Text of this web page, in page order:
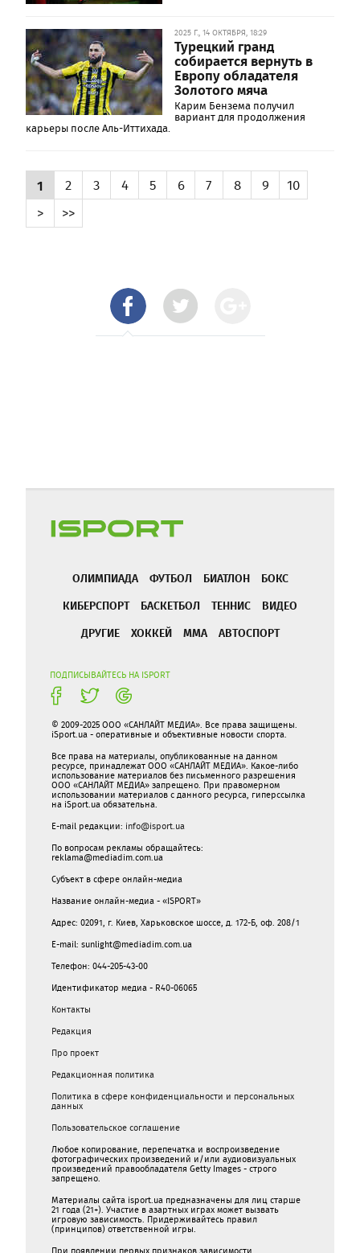
2025 Г., 14 ОКТЯБРЯ, 18:29
Турецкий гранд
собирается вернуть в
Европу обладателя
Золотого мяча
Карим Бензема получил
вариант для продолжения
карьеры после Аль-Иттихада.
1 2 3 4 5 6 7 8 9
10
>
>>
ОЛИМПИАДА ФУТБОЛ БИАТЛОН
БОКС
КИБЕРСПОРТ
БАСКЕТБОЛ ТЕННИС
ВИДЕО
ДРУГИЕ
ХОККЕЙ ММА АВТОСПОРТ
ПОДПИСЫВАЙТЕСЬ НА ISPORT
© 2009-2025 ООО «САНЛАЙТ МЕДИА». Все права защищены.
iSport.ua - оперативные и объективные новости спорта.
Все права на материалы, опубликованные на данном
ресурсе, принадлежат ООО «САНЛАЙТ МЕДИА». Какое-либо
использование материалов без письменного разрешения
ООО «САНЛАЙТ МЕДИА» запрещено. При правомерном
использовании материалов с данного ресурса, гиперссылка
на iSport.ua обязательна.
E-mail редакции: info@isport.ua
По вопросам рекламы обращайтесь:
reklama@mediadim.com.ua
Субъект в сфере онлайн-медиа
Название онлайн-медиа - «ISPORT»
Адрес: 02091, г. Киев, Харьковское шоссе, д. 172-Б, оф. 208/1
E-mail: sunlight@mediadim.com.ua
Телефон: 044-205-43-00
Идентификатор медиа - R40-06065
Контакты
Редакция
Про проект
Редакционная политика
Политика в сфере конфиденциальности и персональных
данных
Пользовательское соглашение
Любое копирование, перепечатка и воспроизведение
фотографических произведений и/или аудиовизуальных
произведений правообладателя Getty Images - строго
запрещено.
Материалы сайта isport.ua предназначены для лиц старше
21 года (21+). Участие в азартных играх может вызвать
игровую зависимость. Придерживайтесь правил
(принципов) ответственной игры.